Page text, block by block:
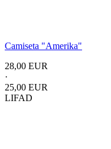
Camiseta "Amerika"
28,00 EUR
·
25,00 EUR
LIFAD